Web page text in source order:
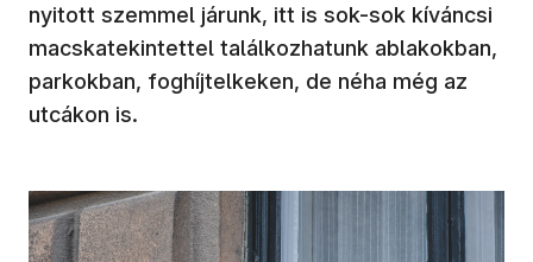
nyitott szemmel járunk, itt is sok-sok kíváncsi
macskatekintettel találkozhatunk ablakokban,
parkokban, foghíjtelkeken, de néha még az
utcákon is.